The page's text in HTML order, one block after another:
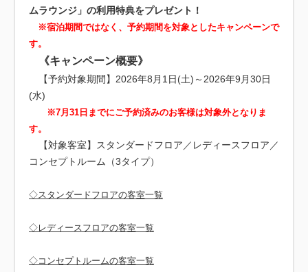
ムラウンジ」の利用特典をプレゼント！
※宿泊期間ではなく、予約期間を対象としたキャンペーンで
す。
《キャンペーン概要》
【予約対象期間】2026年8月1日(土)～2026年9月30日
(水)
※7月31日までにご予約済みのお客様は対象外となりま
す。
【対象客室】スタンダードフロア／レディースフロア／
コンセプトルーム（3タイプ）
◇スタンダードフロアの客室一覧
◇レディースフロアの客室一覧
◇コンセプトルームの客室一覧